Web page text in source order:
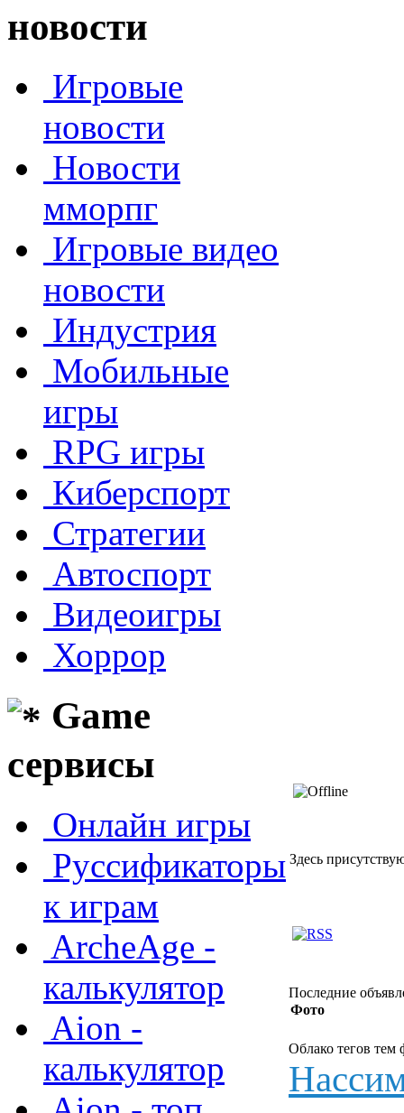
новости
Игровые
новости
Новости
мморпг
Игровые видео
новости
Индустрия
Мобильные
игры
RPG игры
Киберспорт
Стратегии
Автоспорт
Видеоигры
Хоррор
Game
сервисы
Онлайн игры
Руссификаторы
к играм
ArcheAge -
калькулятор
Aion -
калькулятор
Здесь
Последние
Фото
Облако тегов тем